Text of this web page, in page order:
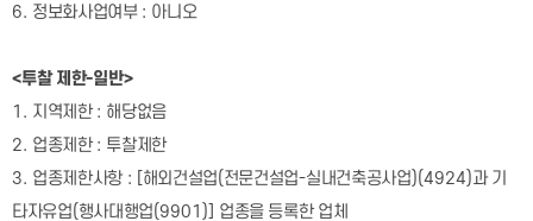
6. 정보화사업여부 : 아니오
<투찰 제한-일반>
1. 지역제한: 해당없음
2. 업종제한: 투찰제한
3. 업종제한사항 : [해외건설업(전문건설업-실내건축공사업)(4924)과 기
타자유업(행사대행업(9901)] 업종을 등록한 업체